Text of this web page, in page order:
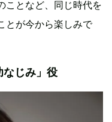
ことなど、同じ時代を
とが今から楽しみで
なじみ」役